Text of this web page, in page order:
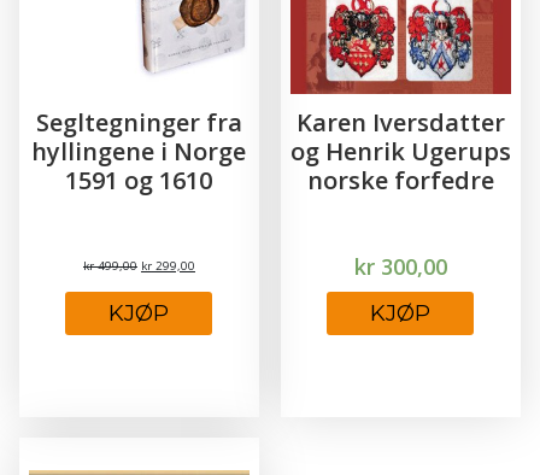
Segltegninger fra
hyllingene i Norge
1591 og 1610
kr499,00
Opprinnelig
var:
kr299,00
Nåværende
KJØP
Karen Iversdatter
og Henrik Ugerups
norske forfedre
kr300,00
KJØP